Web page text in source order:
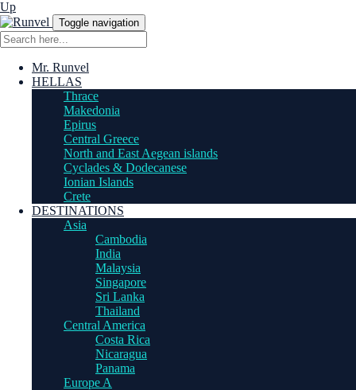
Up
Toggle navigation
Mr. Runvel
HELLAS
Thrace
Makedonia
Epirus
Central Greece
North and East Aegean islands
Cyclades & Dodecanese
Ionian Islands
Crete
DESTINATIONS
Asia
Cambodia
India
Malaysia
Singapore
Sri Lanka
Thailand
Central America
Costa Rica
Nicaragua
Panama
Europe A